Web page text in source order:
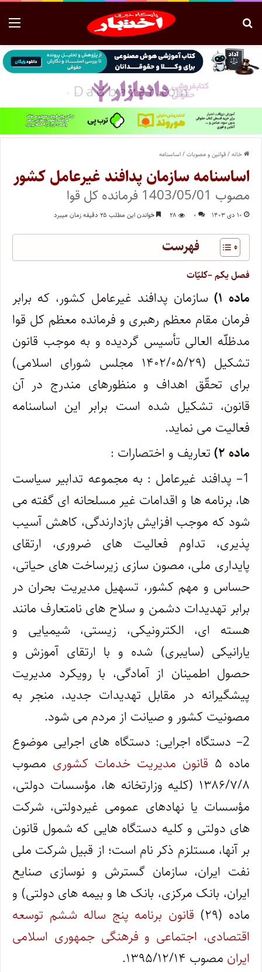
خانه/قوانین و مصوبات/اساسنامه
اساسنامه سازمان پدافند غیرعامل کشور
مصوب 1403/05/01 فرمانده كل قوا
۱۰ دی ۱۴۰۳ ۰ ۲۸ خواندن این مطلب ۲۵ دقیقه زمان میبرد
فهرست
فصل یکم–کلیّات
ماده ۱)
سازمان پدافند غیرعامل کشور، که برابر
فرمان مقام معظم رهبری و فرمانده معظم کل قوا
مدظلّه العالی تأسیس گردیده و به موجب قانون
تشکیل (۱۴۰۲/۰۵/۲۹ مجلس شورای اسلامی)
برای تحقّق اهداف و منظورهای مندرج در آن
قانون، تشکیل شده است برابر این اساسنامه
فعالیت می نماید.
ماده ۲)
تعاریف و اختصارات :
1– پدافند غیرعامل : به مجموعه تدابیر سیاست
ها، برنامه ها و اقدامات غیر مسلحانه ای گفته می
شود که موجب افزایش بازدارندگی، کاهش آسیب
پذیری، تداوم فعالیت های ضروری، ارتقای
پایداری ملی، مصون سازی زیرساخت های حیاتی،
حساس و مهم کشور، تسهیل مدیریت بحران در
برابر تهدیدات دشمن و سلاح های نامتعارف مانند
هسته ای، الکترونیکی، زیستی، شیمیایی و
یارانیکی (سایبری) شده و با ارتقای آموزش و
حصول اطمینان از آمادگی، با رویکرد مدیریت
پیشگیرانه در مقابل تهدیدات جدید، منجر به
مصونیت کشور و صیانت از مردم می شود.
2– دستگاه اجرایی: دستگاه های اجرایی موضوع
ماده ۵
قانون مدیریت خدمات کشوری مصوب
۱۳۸۶/۷/۸ (کلیه وزارتخانه ها، مؤسسات دولتی،
مؤسسات یا نهادهای عمومی غیردولتی، شرکت
های دولتی و کلیه دستگاه هایی که شمول قانون
بر آنها، مستلزم ذکر نام است؛ از قبیل شرکت ملی
نفت ایران، سازمان گسترش و نوسازی صنایع
ایران، بانک مرکزی، بانک ها و بیمه های دولتی) و
ماده (۲۹)
قانون برنامه پنج ساله ششم توسعه
اقتصادی، اجتماعی و فرهنگی جمهوری اسلامی
ایران مصوب ۱۳۹۵/۱۲/۱۴.